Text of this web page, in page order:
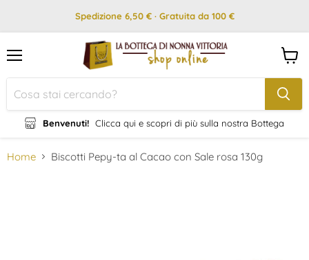
Spedizione 6,50 € · Gratuita da 100 €
Benvenuti! Clicca qui e scopri di più sulla nostra Bottega
il
Home Biscotti Pepy-ta al Cacao con Sale rosa 130g